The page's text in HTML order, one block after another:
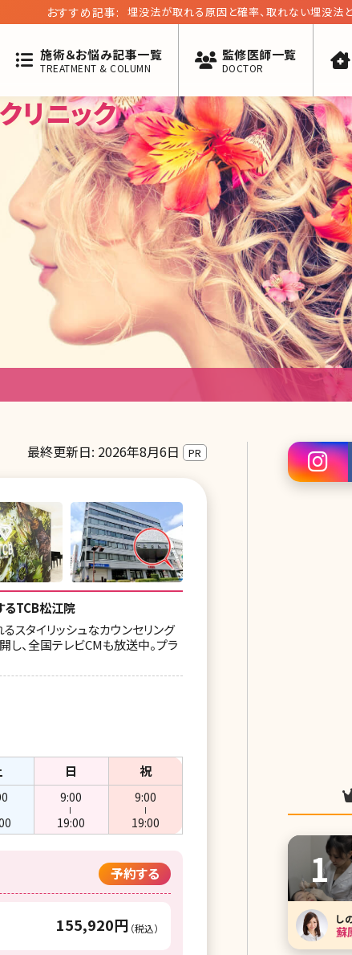
おすすめ記事: 埋没法が取れる原因と確率、取れない埋没法
施術＆お悩み記事一覧
TREATMENT & COLUMN
監修医師一覧
DOCTOR
リニック
最終更新日: 2026年8月6日 PR
るTCB松江院
スタイリッシュなカウンセリング
、全国テレビCMも放送中。プラ
日 祝
9:00
19:00
9:00
19:00
予約する
155,920円 （税込）
し
蘇